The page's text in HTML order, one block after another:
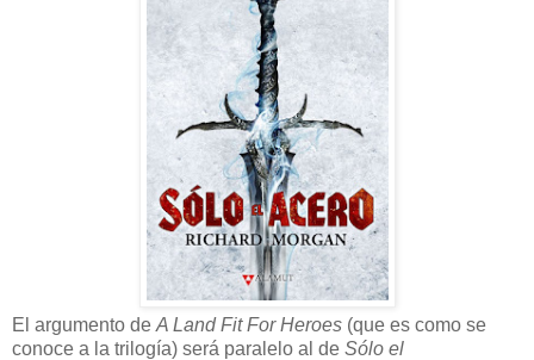
El argumento de A Land Fit For Heroes (que es como se
conoce a la trilogía) será paralelo al de Sólo el